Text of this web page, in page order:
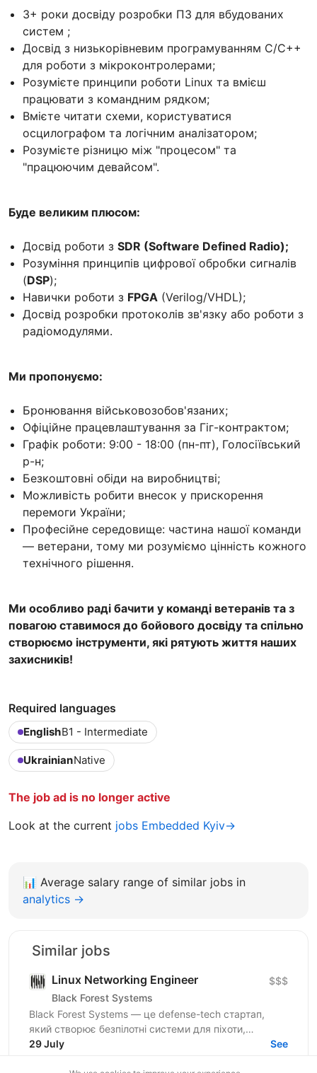
3+ роки досвіду розробки ПЗ для вбудованих
систем ;
Досвід з низькорівневим програмуванням С/С++
для роботи з мікроконтролерами;
Розумієте принципи роботи Linux та вмієш
працювати з командним рядком;
Вмієте читати схеми, користуватися
осцилографом та логічним аналізатором;
Розумієте різницю між "процесом" та
"працюючим девайсом".
Буде великим плюсом:
Досвід роботи з SDR (Software Defined Radio);
Розуміння принципів цифрової обробки сигналів
(DSP);
Навички роботи з FPGA (Verilog/VHDL);
Досвід розробки протоколів зв'язку або роботи з
радіомодулями.
Ми пропонуємо:
Бронювання військовозобов'язаних;
Офіційне працевлаштування за Гіг-контрактом;
Графік роботи: 9:00 - 18:00 (пн-пт), Голосіївський
р-н;
Безкоштовні обіди на виробництві;
Можливість робити внесок у прискорення
перемоги України;
Професійне середовище: частина нашої команди
— ветерани, тому ми розуміємо цінність кожного
технічного рішення.
Ми особливо раді бачити у команді ветеранів та з
повагою ставимося до бойового досвіду та спільно
створюємо інструменти, які рятують життя наших
захисників!
Required languages
EnglishB1 - Intermediate
UkrainianNative
The job ad is no longer active
Look at the current jobs Embedded Kyiv→
📊 Average salary range of similar jobs in
analytics →
Similar jobs
Linux Networking Engineer
Black Forest Systems
$$$
Black Forest Systems — це defense-tech стартап,
який створює безпілотні системи для піхоти,
спроєктовані для реальних бойових умов. Наші
29 July See